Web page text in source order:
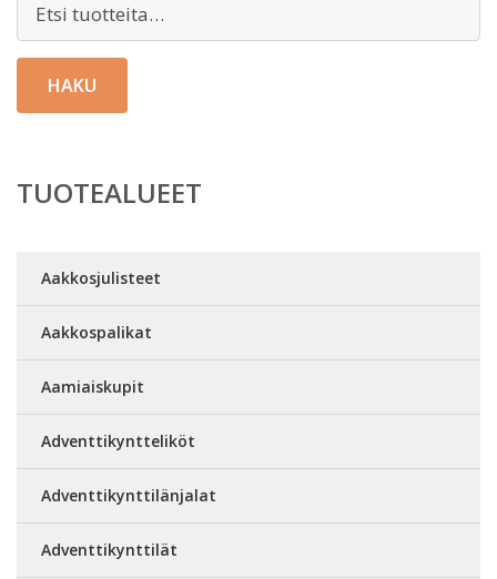
HAKU
TUOTEALUEET
Aakkosjulisteet
Aakkospalikat
Aamiaiskupit
Adventtikyntteliköt
Adventtikynttilänjalat
Adventtikynttilät